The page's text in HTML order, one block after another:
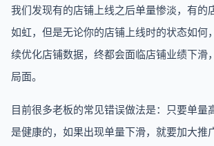
我们发现有的店铺上线之后单量惨淡，有的
如虹，但是无论你的店铺上线时的状态如何
续优化店铺数据，终都会面临店铺业绩下滑
局面。
目前很多老板的常见错误做法是：只要单量
是健康的，如果出现单量下滑，就要加大推